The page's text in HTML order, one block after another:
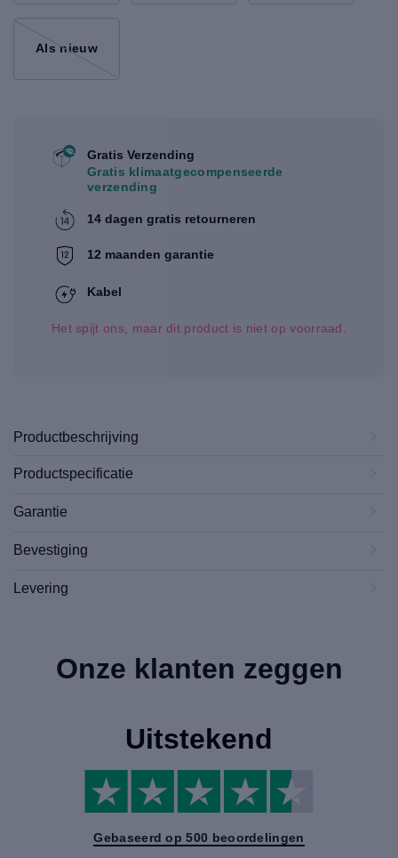
Als nieuw
Gratis Verzending
Gratis klimaatgecompenseerde
verzending
14 dagen gratis retourneren
12 maanden garantie
Kabel
Het spijt ons, maar dit product is niet op voorraad.
Productbeschrijving
Productspecificatie
Garantie
Bevestiging
Levering
Onze klanten zeggen
Uitstekend
Gebaseerd op 500 beoordelingen